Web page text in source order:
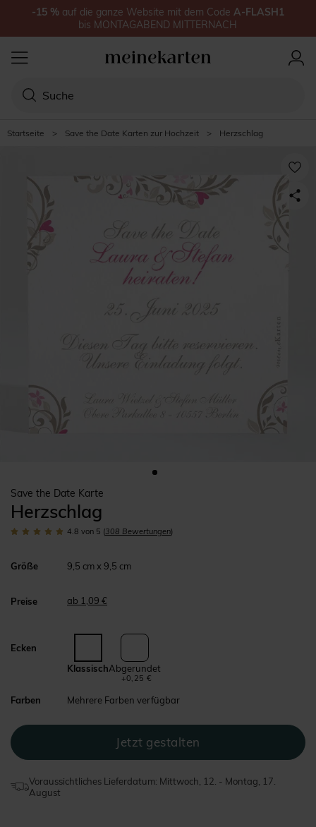
Startseite > Save the Date Karten zur Hochzeit > Herzschlag
Save the Date Karte
Herzschlag
4.8 von 5 (308 Bewertungen)
Größe 9,5 cm x 9,5 cm
Preise ab 1,09 €
Ecken
KlassischAbgerundet
+0,25 €
Farben Mehrere Farben verfügbar
Voraussichtliches Lieferdatum: Mittwoch, 12. - Montag, 17.
August
-15 % auf die ganze Website mit dem Code A-FLASH1
bis MONTAGABEND MITTERNACH